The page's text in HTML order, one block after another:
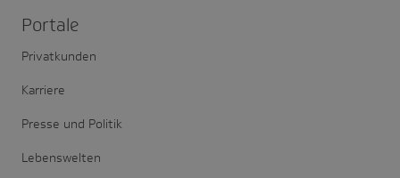
Portale
Privatkunden
Karriere
Presse und Politik
Lebenswelten